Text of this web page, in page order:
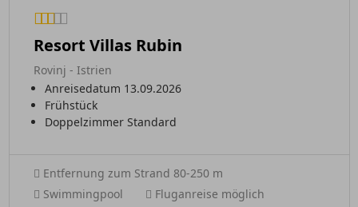
Resort Villas Rubin
Rovinj - Istrien
Anreisedatum 13.09.2026
Frühstück
Doppelzimmer Standard
Entfernung zum Strand 80-250 m
Swimmingpool
Fluganreise möglich